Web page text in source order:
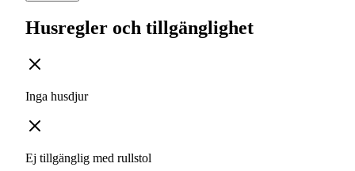
Husregler och tillgänglighet
Inga husdjur
Ej tillgänglig med rullstol